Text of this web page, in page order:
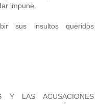
impune.
sus insultos queridos
Y LAS ACUSACIONES